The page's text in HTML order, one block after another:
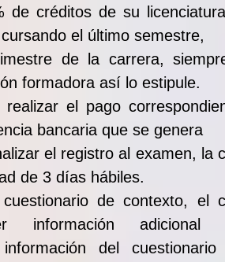
de créditos de su
el último semestre,
de la carrera,
formadora así lo estipule.
el pago
bancaria que se genera
el registro al examen, la c
de 3 días hábiles.
de contexto, el
información adicional
del